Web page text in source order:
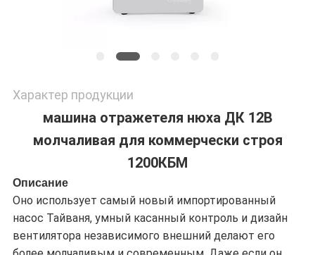
КОНФИДЕНЦИАЛЬНОСТИ
Характер продукции
машина отражетеля нюха ДК 12В
молчаливая для коммерчески строя
1200КБМ
Описание
Оно использует самый новый импортированный
насос Тайваня, умный касанный контроль и дизайн
вентилятора независимого внешний делают его